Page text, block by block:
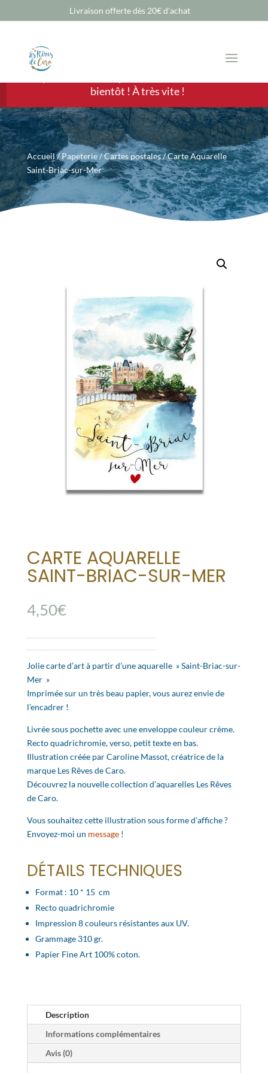
Livraison offerte dès 20€ d'achat
Chère Cliente, cher Client, les ventes sont
bientôt ! À très vite !
Accueil/Papeterie/Cartes postales/ Carte Aquarelle
Saint-Briac-sur-Mer
CARTE AQUARELLE
SAINT-BRIAC-SUR-MER
4,50€
Jolie carte d’art à partir d’une aquarelle » Saint-Briac-sur-
Mer »
Imprimée sur un très beau papier, vous aurez envie de
l’encadrer !
Livrée sous pochette avec une enveloppe couleur crème.
Recto quadrichromie, verso, petit texte en bas.
Illustration créée par Caroline Massot, créatrice de la
marque Les Rêves de Caro.
Découvrez la nouvelle collection d’aquarelles Les Rêves
de Caro.
Vous souhaitez cette illustration sous forme d’affiche ?
Envoyez-moi un message!
DÉTAILS TECHNIQUES
Format : 10 * 15 cm
Recto quadrichromie
Impression 8 couleurs résistantes aux UV.
Grammage 310 gr.
Papier Fine Art 100% coton.
Description
Informations complémentaires
Avis (0)